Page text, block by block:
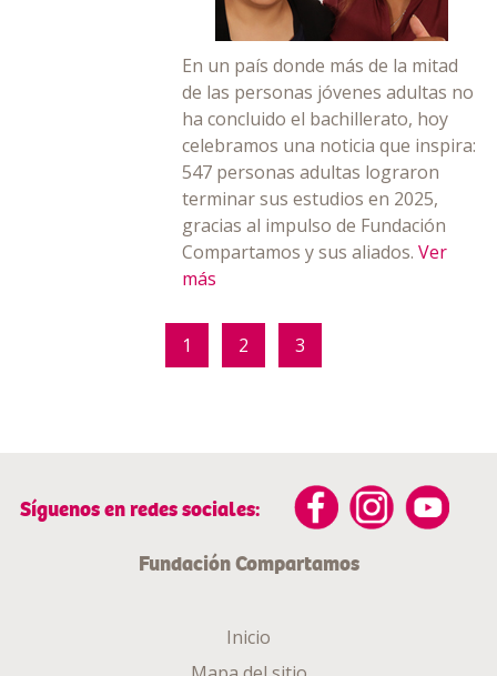
En un país donde más de la mitad
de las personas jóvenes adultas no
ha concluido el bachillerato, hoy
celebramos una noticia que inspira:
547 personas adultas lograron
terminar sus estudios en 2025,
gracias al impulso de Fundación
Compartamos y sus aliados.Ver
más
1 2 3
Síguenos en redes sociales:
Fundación Compartamos
Inicio